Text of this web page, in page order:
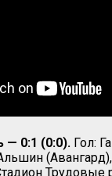
— 0:1 (0:0). Гол:
Трудовые